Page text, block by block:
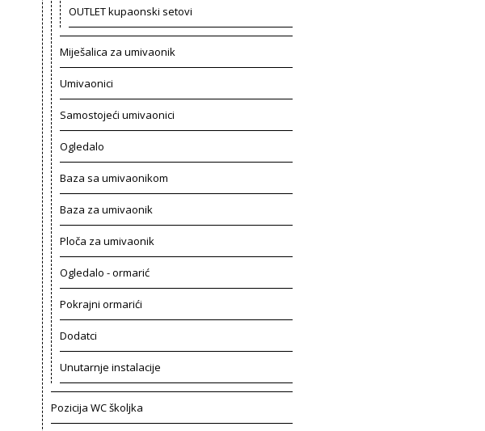
OUTLET kupaonski setovi
Miješalica za umivaonik
Umivaonici
Samostojeći umivaonici
Ogledalo
Baza sa umivaonikom
Baza za umivaonik
Ploča za umivaonik
Ogledalo - ormarić
Pokrajni ormarići
Dodatci
Unutarnje instalacije
Pozicija WC školjka